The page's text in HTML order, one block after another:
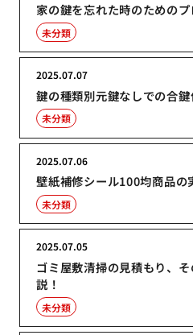
家の鍵を忘れた時のための
未分類
鍵の種類別元鍵なしでの合
2025.07.07
未分類
壁紙補修シール100均商品の
2025.07.06
未分類
ゴミ屋敷清掃の見積もり、
説！
2025.07.05
未分類